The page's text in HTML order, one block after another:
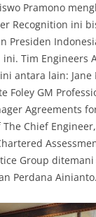
Pramono
Recognition ini
Presiden
Tim Engineers
antara lain: Jane
Foley GM
Agreements
Chief
Group ditemani
Perdana Ainianto.